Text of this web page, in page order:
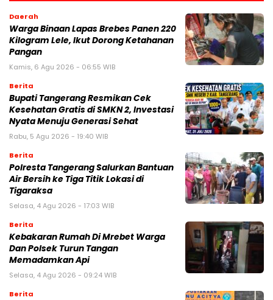
Daerah
Warga Binaan Lapas Brebes Panen 220
Kilogram Lele, Ikut Dorong Ketahanan
Pangan
Kamis, 6 Agu 2026 - 06:55 WIB
Berita
‎Bupati Tangerang Resmikan Cek
Kesehatan Gratis di SMKN 2, Investasi
Nyata Menuju Generasi Sehat
Rabu, 5 Agu 2026 - 19:40 WIB
Berita
Polresta Tangerang Salurkan Bantuan
Air Bersih ke Tiga Titik Lokasi di
Tigaraksa
Selasa, 4 Agu 2026 - 17:03 WIB
Berita
Kebakaran Rumah Di Mrebet Warga
Dan Polsek Turun Tangan
Memadamkan Api
Selasa, 4 Agu 2026 - 09:24 WIB
Berita